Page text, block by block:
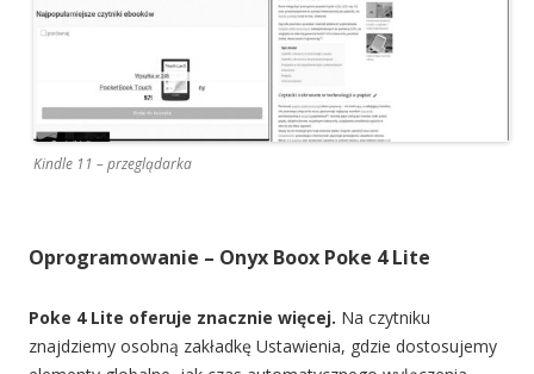
Kindle 11 – przeglądarka
Oprogramowanie – Onyx Boox Poke 4 Lite
Poke 4 Lite oferuje znacznie więcej. Na czytniku
znajdziemy osobną zakładkę Ustawienia, gdzie dostosujemy